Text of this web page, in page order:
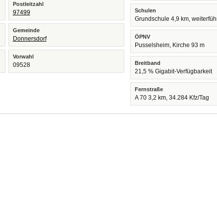
Postleitzahl
97499
Gemeinde
Donnersdorf
Vorwahl
09528
Schulen
Grundschule 4,9 km,
ÖPNV
Pusselsheim, Kirche 93 m
Breitband
21,5 % Gigabit-Verfügbarkeit
Fernstraße
A 70 3,2 km, 34.284 Kfz/Tag